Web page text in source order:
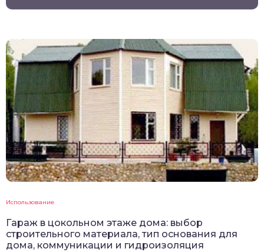
Использование
Гараж в цокольном этаже дома: выбор
строительного материала, тип основания для
дома, коммуникации и гидроизоляция